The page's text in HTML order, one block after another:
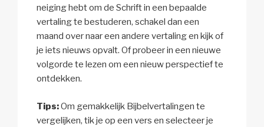
neiging hebt om de Schrift in een bepaalde
vertaling te bestuderen, schakel dan een
maand over naar een andere vertaling en kijk of
je iets nieuws opvalt. Of probeer in een nieuwe
volgorde te lezen om een nieuw perspectief te
ontdekken.
Tips:Om gemakkelijk Bijbelvertalingen te
vergelijken, tik je op een vers en selecteer je